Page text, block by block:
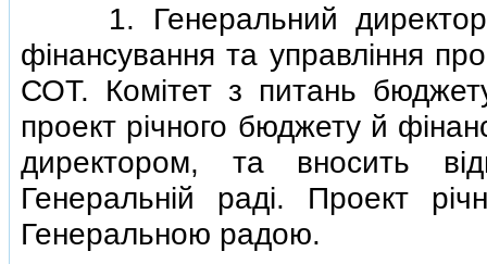
1. Генеральний директор
фiнансування та управлiння
СОТ. Комiтет з питань
проект рiчного бюджету й
директором, та вносить
Генеральнiй радi. Проект
Генеральною радою.